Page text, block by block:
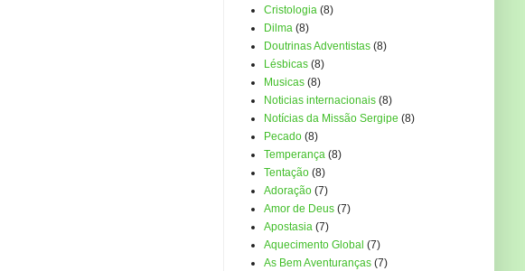
Cristologia (8)
Dilma (8)
Doutrinas Adventistas (8)
Lésbicas (8)
Musicas (8)
Noticias internacionais (8)
Notícias da Missão Sergipe (8)
Pecado (8)
Temperança (8)
Tentação (8)
Adoração (7)
Amor de Deus (7)
Apostasia (7)
Aquecimento Global (7)
As Bem Aventuranças (7)